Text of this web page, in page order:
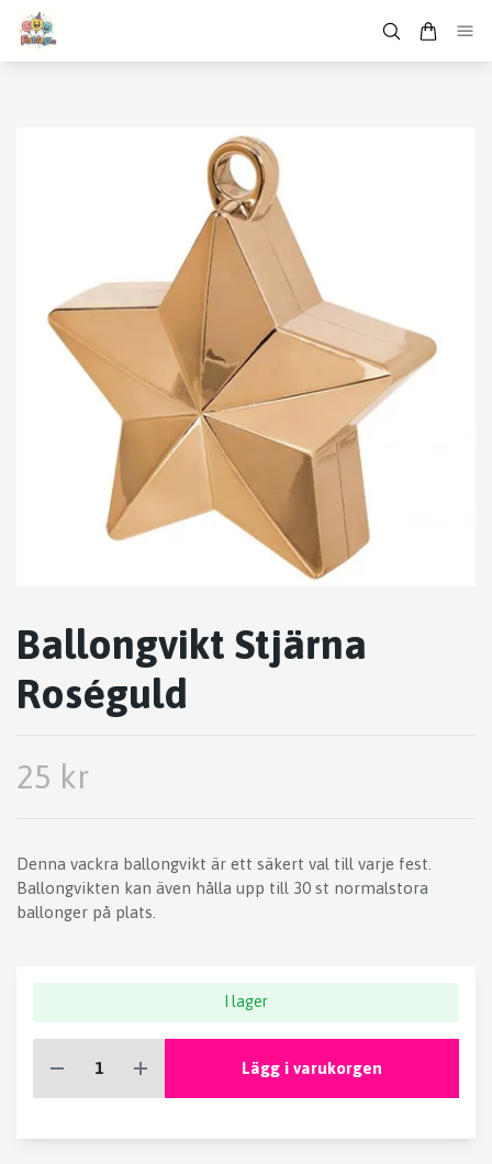
Ballongvikt Stjärna
Roséguld
25 kr
Denna vackra ballongvikt är ett säkert val till varje fest.
Ballongvikten kan även hålla upp till 30 st normalstora
ballonger på plats.
I lager
Lägg i varukorgen